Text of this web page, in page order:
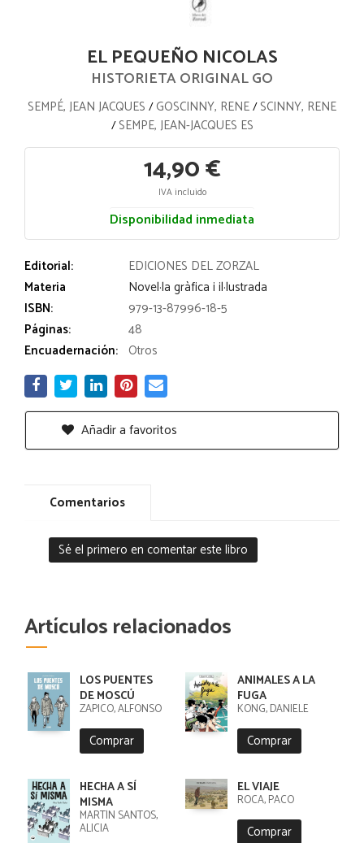
EL PEQUEÑO NICOLAS
HISTORIETA ORIGINAL GO
SEMPÉ, JEAN JACQUES /GOSCINNY, RENE/SCINNY, RENE
/SEMPE, JEAN-JACQUES ES
14,90 €
IVA incluido
Disponibilidad inmediata
Editorial:
EDICIONES DEL ZORZAL
Materia
Novel·la gràfica i il·lustrada
ISBN:
979-13-87996-18-5
Páginas:
48
Encuadernación: Otros
Añadir a favoritos
Comentarios
Sé el primero en comentar este libro
Artículos relacionados
LOS PUENTES
DE MOSCÚ
ZAPICO, ALFONSO
Comprar
ANIMALES A LA
FUGA
KONG, DANIELE
Comprar
HECHA A SÍ
MISMA
MARTÍN SANTOS,
ALICIA
EL VIAJE
ROCA, PACO
Comprar